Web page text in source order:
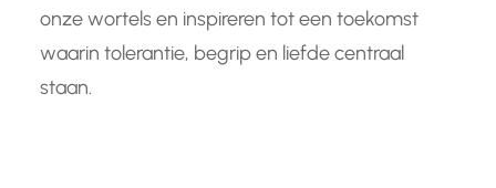
onze wortels en inspireren tot een toekomst
waarin tolerantie, begrip en liefde centraal
staan.